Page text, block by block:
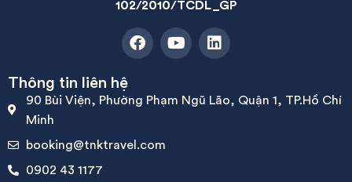
102/2010/TCDL_GP
Thông tin liên hệ
90 Bùi Viện, Phường Phạm Ngũ Lão, Quận 1, TP.Hồ Chí
Minh
booking@tnktravel.com
0902 43 1177